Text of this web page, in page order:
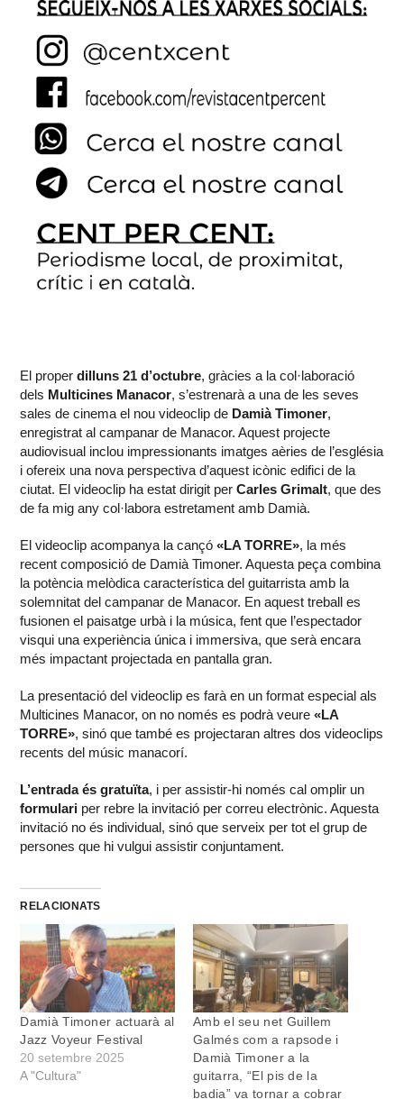
El properdilluns 21 d’octubre, gràcies a la col·laboració
dels Multicines Manacor, s’estrenarà a una de les seves
sales de cinema el nou videoclip de Damià Timoner,
enregistrat al campanar de Manacor. Aquest projecte
audiovisual inclou impressionants imatges aèries de l’església
i ofereix una nova perspectiva d’aquest icònic edifici de la
ciutat. El videoclip ha estat dirigit perCarles Grimalt, que des
de fa mig any col·labora estretament amb Damià.
El videoclip acompanya la cançó«LA TORRE», la més
recent composició de Damià Timoner. Aquesta peça combina
la potència melòdica característica del guitarrista amb la
solemnitat del campanar de Manacor. En aquest treball es
fusionen el paisatge urbà i la música, fent que l’espectador
visqui una experiència única i immersiva, que serà encara
més impactant projectada en pantalla gran.
La presentació del videoclip es farà en un format especial als
Multicines Manacor, on no només es podrà veure«LA
TORRE», sinó que també es projectaran altres dos videoclips
recents del músic manacorí.
L’entrada és gratuïta, i per assistir-hi només cal omplir un
formulari per rebre la invitació per correu electrònic. Aquesta
invitació no és individual, sinó que serveix per tot el grup de
persones que hi vulgui assistir conjuntament.
RELACIONATS
Damià Timoner actuarà al
Jazz Voyeur Festival
20 setembre 2025
A "Cultura"
Amb el seu net Guillem
Galmés com a rapsode i
Damià Timoner a la
guitarra, “El pis de la
badia” va tornar a cobrar